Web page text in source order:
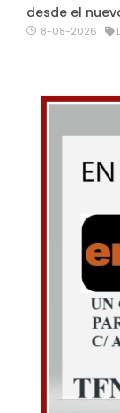
desde el
8-08-2026